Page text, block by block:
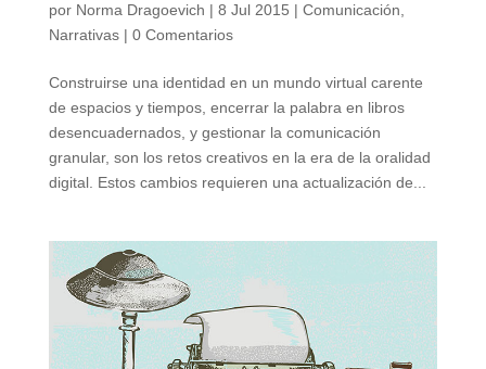
por Norma Dragoevich | 8 Jul 2015 | Comunicación,
Narrativas| 0 Comentarios
Construirse una identidad en un mundo virtual carente
de espacios y tiempos, encerrar la palabra en libros
desencuadernados, y gestionar la comunicación
granular, son los retos creativos en la era de la oralidad
digital. Estos cambios requieren una actualización de...